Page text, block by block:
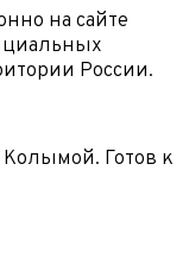
на сайте
России.
Готов к
обработке
обработке